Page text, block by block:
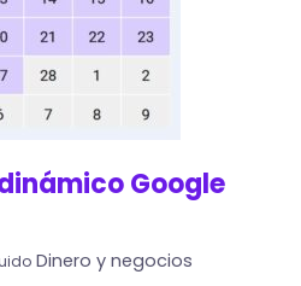
Google
Dinero y negocios